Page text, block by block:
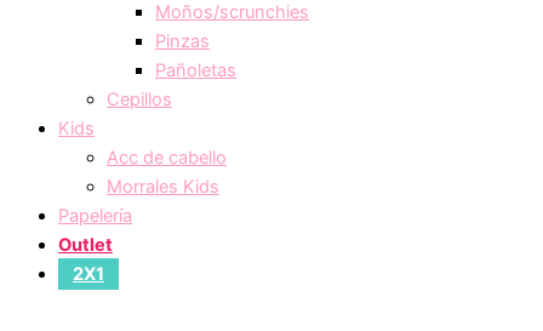
Moños/scrunchies
Pinzas
Pañoletas
Cepillos
Kids
Acc de cabello
Morrales Kids
Papelería
Outlet
2X1